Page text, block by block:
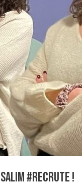
#recrute !